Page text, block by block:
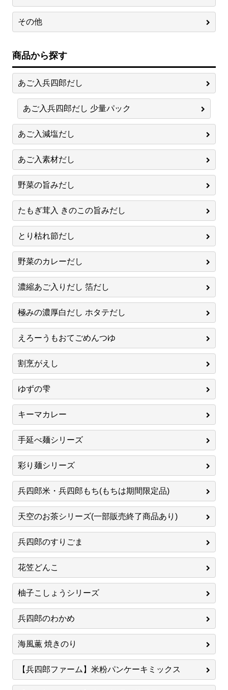
その他
商品から探す
あご入兵四郎だし
あご入兵四郎だし 少量パック
あご入減塩だし
あご入素材だし
野菜の旨みだし
たもぎ茸入 きのこの旨みだし
とり枯れ節だし
野菜のカレーだし
濃縮あご入りだし 箔だし
極みの濃厚白だし ホタテだし
えろーうもおてごめんつゆ
割烹がえし
ゆずの雫
キーマカレー
手延べ麺シリーズ
彩り麺シリーズ
兵四郎米・兵四郎もち(もちは期間限定品)
天空のお茶シリーズ(一部販売終了商品あり)
兵四郎のすりごま
花笠どんこ
柚子こしょうシリーズ
兵四郎のわかめ
海風薫 焼きのり
【兵四郎ファーム】米粉パンケーキミックス